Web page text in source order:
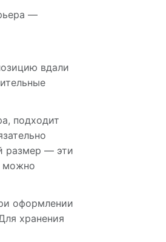
—
вдали
подходит
размер — эти
можно
оформлении
хранения